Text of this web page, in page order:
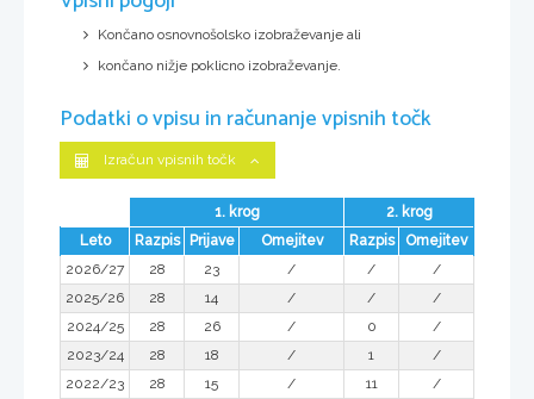
Končano osnovnošolsko izobraževanje ali
končano nižje poklicno izobraževanje.
Podatki o vpisu in računanje vpisnih točk
Izračun vpisnih točk
1. krog
2. krog
Leto
Razpis Prijave Omejitev Razpis
Omejitev
2026/27
28 23 / /
/
2025/26
28 14 / /
/
2024/25
28 26 / 0
/
2023/24
28 18 / 1
/
2022/23
28 15 / 11
/